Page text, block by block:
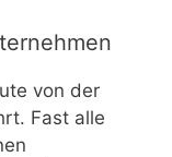
von der
Fast alle